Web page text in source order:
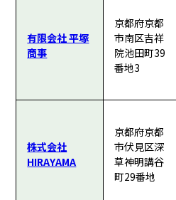
有限会社 平塚
商事
京都府京都
市南区吉祥
院池田町39
番地3
株式会社
HIRAYAMA
京都府京都
市伏見区深
草神明講谷
町29番地